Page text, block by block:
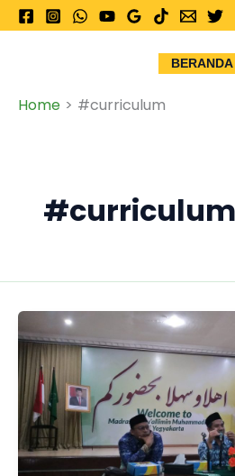
Skip
to
BERANDA
Home #curriculum
#curriculum